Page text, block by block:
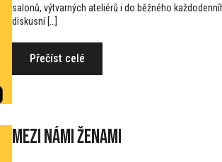
salonů, výtvarných ateliérů i do běžného
diskusní […]
Přečíst celé
Mezi námi ženami